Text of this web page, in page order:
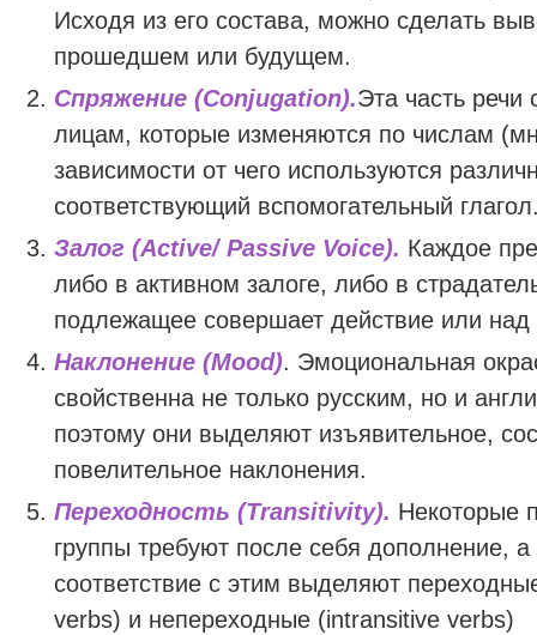
Исходя из его состава, можно сделать
прошедшем или будущем.
Спряжение (Conjugation).Эта часть речи
лицам, которые изменяются по числам
зависимости от чего используются
соответствующий вспомогательный
Залог (Active/ Passive Voice). Каждое
либо в активном залоге, либо в
подлежащее совершает действие или
Наклонение (Mood). Эмоциональная
свойственна не только русским, но и
поэтому они выделяют изъявительное,
повелительное наклонения.
Переходность (Transitivity). Некоторые
группы требуют после себя дополнение,
соответствие с этим выделяют
verbs) и непереходные (intransitive verbs)